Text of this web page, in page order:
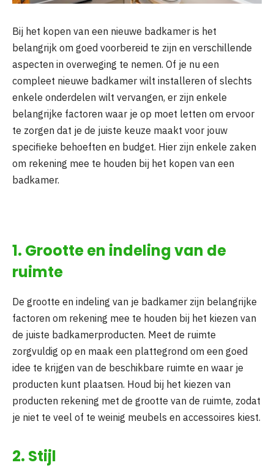
Bij het kopen van een nieuwe badkamer is het
belangrijk om goed voorbereid te zijn en verschillende
aspecten in overweging te nemen. Of je nu een
compleet nieuwe badkamer wilt installeren of slechts
enkele onderdelen wilt vervangen, er zijn enkele
belangrijke factoren waar je op moet letten om ervoor
te zorgen dat je de juiste keuze maakt voor jouw
specifieke behoeften en budget. Hier zijn enkele zaken
om rekening mee te houden bij het kopen van een
badkamer.
1. Grootte en indeling van de
ruimte
De grootte en indeling van je badkamer zijn belangrijke
factoren om rekening mee te houden bij het kiezen van
de juiste badkamerproducten. Meet de ruimte
zorgvuldig op en maak een plattegrond om een goed
idee te krijgen van de beschikbare ruimte en waar je
producten kunt plaatsen. Houd bij het kiezen van
producten rekening met de grootte van de ruimte, zodat
je niet te veel of te weinig meubels en accessoires kiest.
2. Stijl